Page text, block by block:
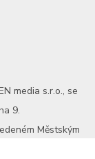
media s.r.o., se
9.
Městským